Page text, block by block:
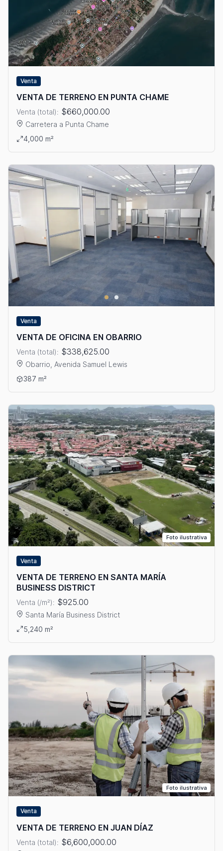
Venta
VENTA DE TERRENO EN PUNTA CHAME
Venta (total): $660,000.00
Carretera a Punta Chame
Ver detalles: VENTA DE TERRENO EN PUNTA CHAME
4,000 m²
Venta
VENTA DE OFICINA EN OBARRIO
Venta (total): $338,625.00
Obarrio, Avenida Samuel Lewis
Ver detalles: VENTA DE OFICINA EN OBARRIO
387 m²
Foto ilustrativa
Venta
VENTA DE TERRENO EN SANTA MARÍA
BUSINESS DISTRICT
Venta (/m²): $925.00
Santa María Business District
Ver detalles: VENTA DE TERRENO EN SANTA MARÍA
5,240 m²
Foto ilustrativa
Venta
VENTA DE TERRENO EN JUAN DÍAZ
Venta (total): $6,600,000.00